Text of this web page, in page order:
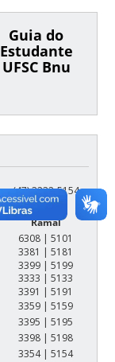
Guia do
Estudante
UFSC Bnu
(47) 3232-5154
Ramal
6308 | 5101
3381 | 5181
3399 | 5199
3333 | 5133
3391 | 5191
3359 | 5159
3395 | 5195
3398 | 5198
3354 | 5154